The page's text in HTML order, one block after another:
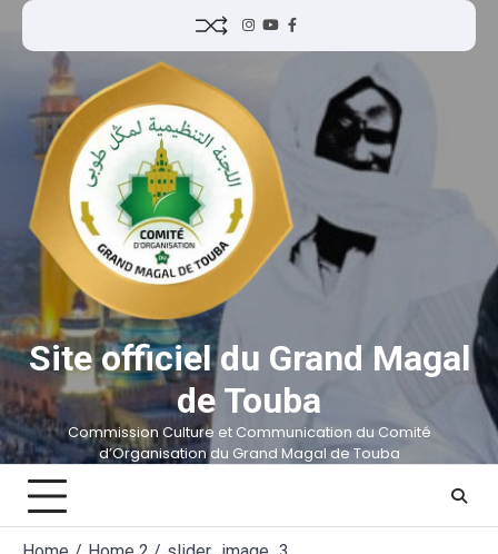
Site officiel du Grand Magal
de Touba
Commission Culture et Communication du Comité
d’Organisation du Grand Magal de Touba